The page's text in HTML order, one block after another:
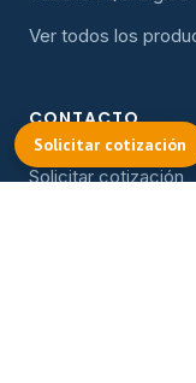
Ver todos los
CONTACTO
Solicitar cotización
Solicitar cotización